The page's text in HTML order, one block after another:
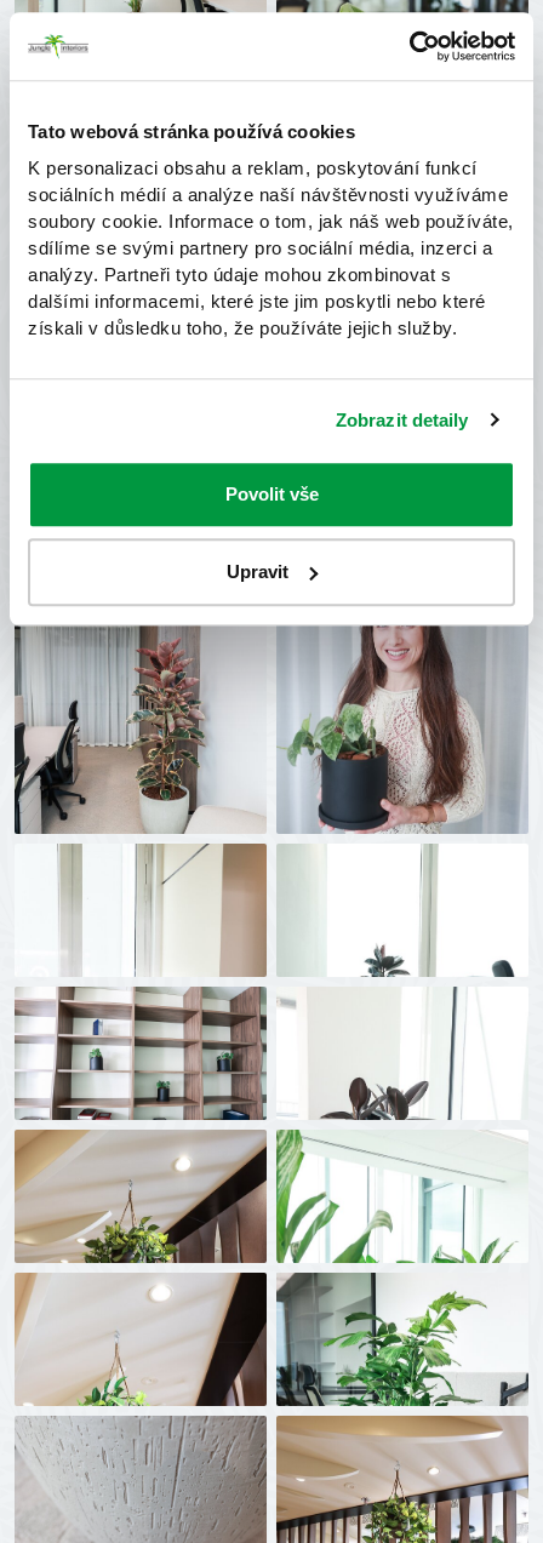
Tato webová stránka používá cookies
K personalizaci obsahu a reklam, poskytování funkcí
sociálních médií a analýze naší návštěvnosti využíváme
soubory cookie. Informace o tom, jak náš web používáte,
sdílíme se svými partnery pro sociální média, inzerci a
analýzy. Partneři tyto údaje mohou zkombinovat s
dalšími informacemi, které jste jim poskytli nebo které
získali v důsledku toho, že používáte jejich služby.
Zobrazit detaily
Povolit vše
Upravit